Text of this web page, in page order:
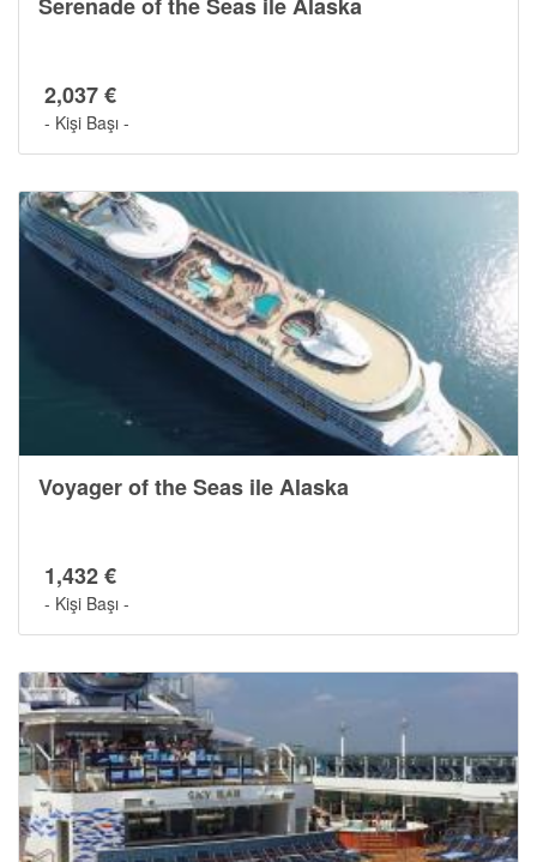
Cruise Hakkında
2,037 €
- Kişi Başı -
Voyager of the Seas ile Alaska
1,432 €
- Kişi Başı -